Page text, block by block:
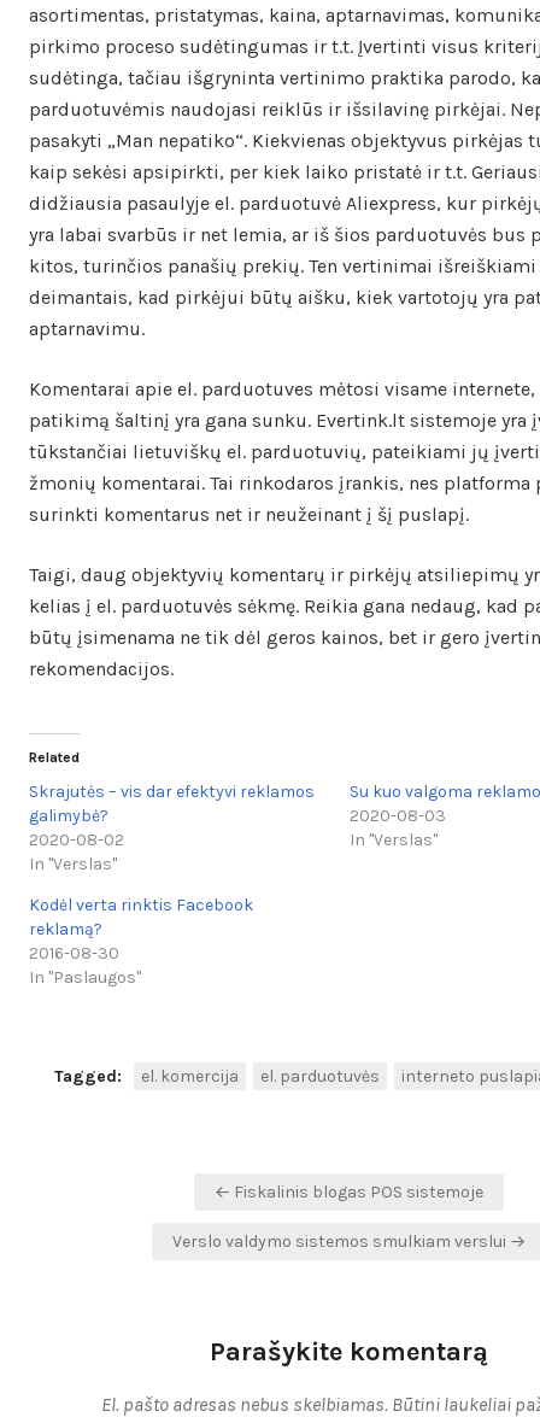
asortimentas, pristatymas, kaina, aptarnavimas,
pirkimo proceso sudėtingumas ir t.t. Įvertinti visus
sudėtinga, tačiau išgryninta vertinimo praktika parodo,
parduotuvėmis naudojasi reiklūs ir išsilavinę pirkėjai.
pasakyti „Man nepatiko“. Kiekvienas objektyvus pirkėjas
kaip sekėsi apsipirkti, per kiek laiko pristatė ir t.t.
didžiausia pasaulyje el. parduotuvė Aliexpress, kur
yra labai svarbūs ir net lemia, ar iš šios parduotuvės bus
kitos, turinčios panašių prekių. Ten vertinimai
deimantais, kad pirkėjui būtų aišku, kiek vartotojų yra
aptarnavimu.
Komentarai apie el. parduotuves mėtosi visame
patikimą šaltinį yra gana sunku. Evertink.lt sistemoje yra
tūkstančiai lietuviškų el. parduotuvių, pateikiami jų
žmonių komentarai. Tai rinkodaros įrankis, nes platforma
surinkti komentarus net ir neužeinant į šį puslapį.
Taigi, daug objektyvių komentarų ir pirkėjų atsiliepimų
kelias į el. parduotuvės sėkmę. Reikia gana nedaug, kad
būtų įsimenama ne tik dėl geros kainos, bet ir gero
rekomendacijos.
Related
Skrajutės – vis dar efektyvi reklamos
galimybė?
2020-08-02
In "Verslas"
Su kuo valgoma
2020-08-03
In "Verslas"
Kodėl verta rinktis Facebook
reklamą?
2016-08-30
In "Paslaugos"
Tagged: el. komercija el. parduotuvės interneto
← Fiskalinis blogas POS sistemoje
Verslo valdymo sistemos smulkiam verslui →
Parašykite komentarą
El. pašto adresas nebus skelbiamas. Būtini laukeliai